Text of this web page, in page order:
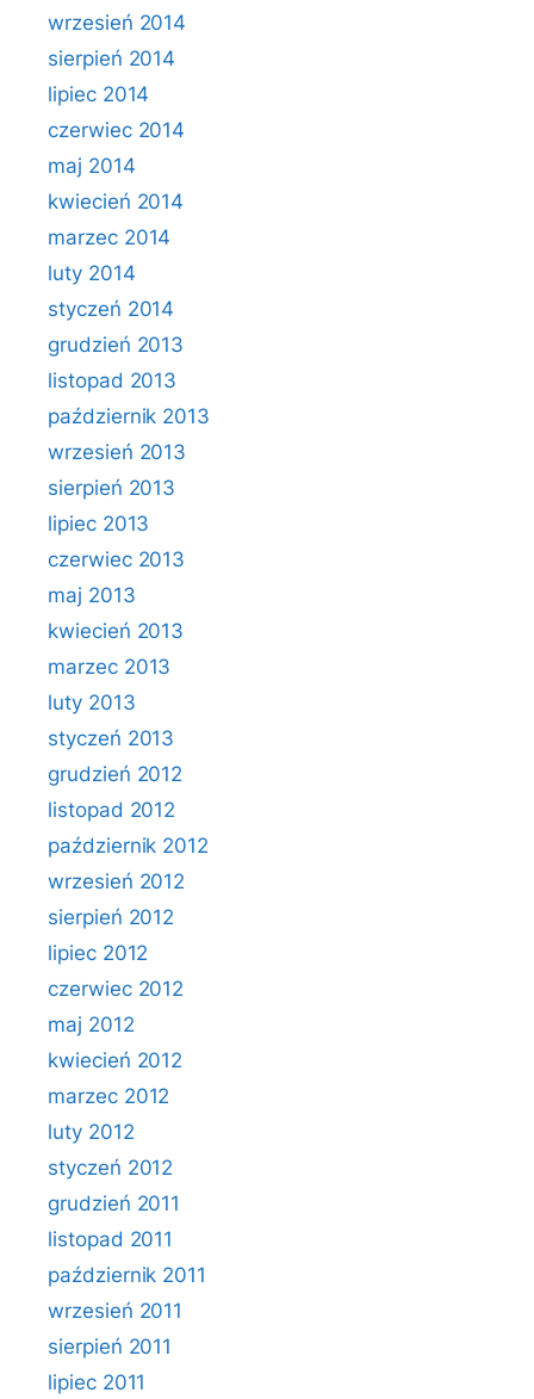
wrzesień 2014
sierpień 2014
lipiec 2014
czerwiec 2014
maj 2014
kwiecień 2014
marzec 2014
luty 2014
styczeń 2014
grudzień 2013
listopad 2013
październik 2013
wrzesień 2013
sierpień 2013
lipiec 2013
czerwiec 2013
maj 2013
kwiecień 2013
marzec 2013
luty 2013
styczeń 2013
grudzień 2012
listopad 2012
październik 2012
wrzesień 2012
sierpień 2012
lipiec 2012
czerwiec 2012
maj 2012
kwiecień 2012
marzec 2012
luty 2012
styczeń 2012
grudzień 2011
listopad 2011
październik 2011
wrzesień 2011
sierpień 2011
lipiec 2011